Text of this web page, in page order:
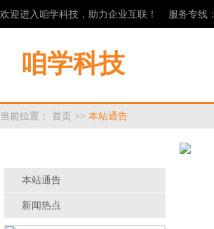
欢迎进入咱学科技，助力企业互联！ 服务专线：
咱学科技
当前位置： 首页 >> 本站通告
本站通告
新闻热点